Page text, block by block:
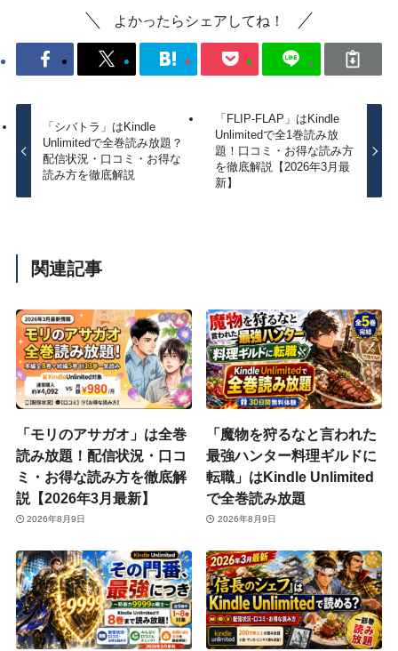
よかったらシェアしてね！
「シバトラ」はKindle
Unlimitedで全巻読み放題？
配信状況・口コミ・お得な
読み方を徹底解説
「FLIP-FLAP」はKindle
Unlimitedで全1巻読み放
題！口コミ・お得な読み方
を徹底解説【2026年3月最
新】
関連記事
「モリのアサガオ」は全巻
読み放題！配信状況・口コ
ミ・お得な読み方を徹底解
説【2026年3月最新】
2026年8月9日
「魔物を狩るなと言われた
最強ハンター料理ギルドに
転職」はKindle Unlimited
で全巻読み放題
2026年8月9日